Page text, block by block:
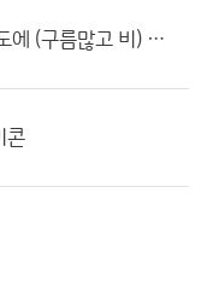
이번 주말 휴일 서울 경기도에 (구름많고 비) 얼마나 내릴까요?
콘